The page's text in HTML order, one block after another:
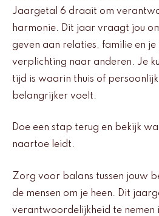
Jaargetal 6 draait om
harmonie. Dit jaar vraagt jou
geven aan relaties, familie en je
verplichting naar anderen. Je
tijd is waarin thuis of
belangrijker voelt.
Doe een stap terug en bekijk
naartoe leidt.
Zorg voor balans tussen jouw
de mensen om je heen. Dit
verantwoordelijkheid te nemen